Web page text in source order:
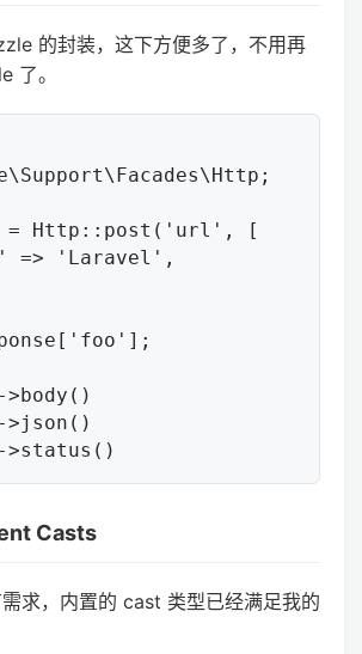
的封装，这下方便多了，不用再
了。
= Http::post('url', [
>body()
>json()
Casts
求，内置的 cast 类型已经满足我的